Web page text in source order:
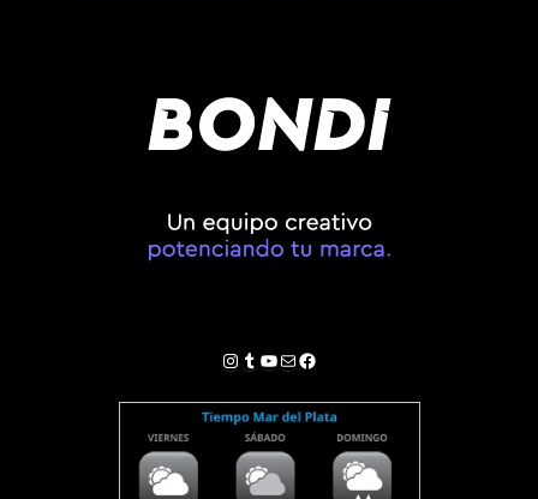
Instagram
Tumblr
YouTube
Correo electrónico
Facebook